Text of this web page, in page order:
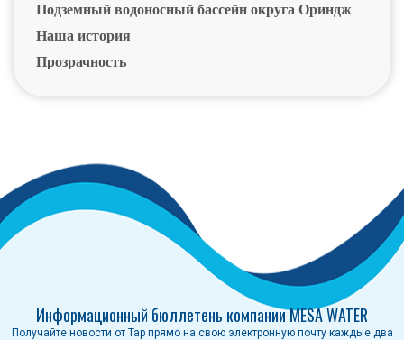
Подземный водоносный бассейн округа Ориндж
Наша история
Прозрачность
Информационный бюллетень компании MESA WATER
Получайте новости от Tap прямо на свою электронную почту каждые два